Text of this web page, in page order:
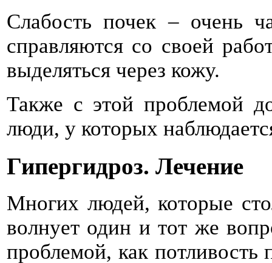
Слабость почек – очень
справляются со своей
выделяться через кожу.
Также с этой проблемой
люди, у которых
Гипергидроз. Лечение
Многих людей, которые
волнует один и тот же
проблемой, как